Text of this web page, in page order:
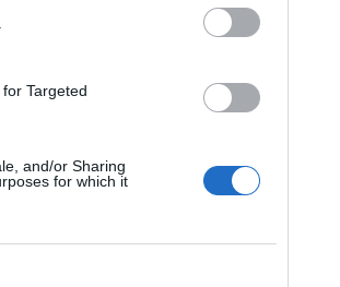
Targeted
and/or Sharing
for which it
komisji Edukacji, Nauki i
projekcie zaproponowano m.in.
placówki oświatowej nie
także zostać odwołany.